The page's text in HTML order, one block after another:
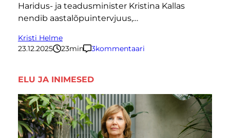
Haridus- ja teadusminister Kristina Kallas
nendib aastalõpuintervjuus,…
Kristi Helme
23.12.2025
23minutit
3kommentaari
ELU JA INIMESED